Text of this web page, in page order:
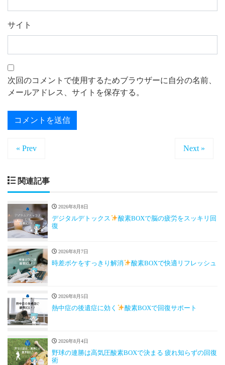
サイト
次回のコメントで使用するためブラウザーに自分の名前、
メールアドレス、サイトを保存する。
« Prev Next »
関連記事
2026年8月8日
デジタルデトックス
酸素BOXで脳の疲労をスッキリ回
復
2026年8月7日
時差ボケをすっきり解消 酸素BOXで快適リフレッシュ
2026年8月5日
熱中症の後遺症に効く 酸素BOXで回復サポート
2026年8月4日
野球の連勝は高気圧酸素BOXで決まる 疲れ知らずの回復
術